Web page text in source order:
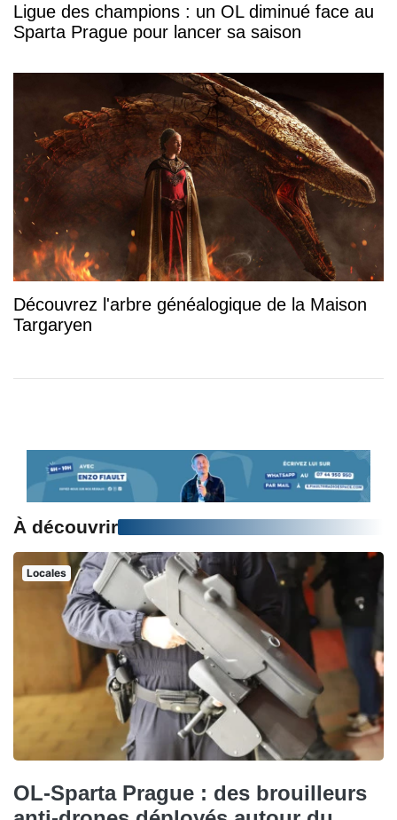
Ligue des champions : un OL diminué face au
Sparta Prague pour lancer sa saison
Découvrez l'arbre généalogique de la Maison
Targaryen
À découvrir
Locales
OL-Sparta Prague : des brouilleurs